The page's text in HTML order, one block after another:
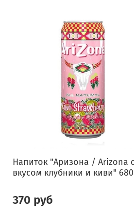
Напиток "Аризона / Arizona
вкусом клубники и киви"
370 руб